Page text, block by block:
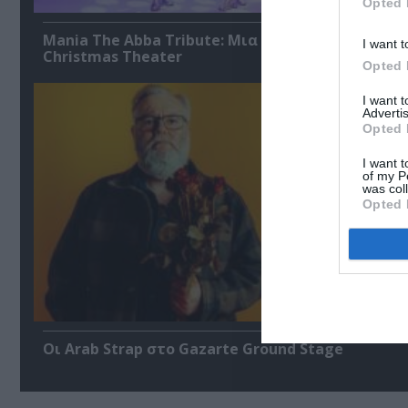
I want
Opted
I want
Opted
I want
of my
was
Opted
Mania The Abba Tribute: Μια μοναδική
Christmas Theater
Οι Arab Strap στο Gazarte Ground Stage